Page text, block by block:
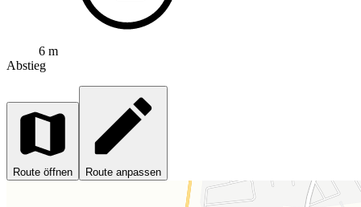
6 m
Abstieg
Route öffnen Route anpassen